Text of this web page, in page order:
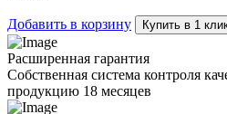
Добавить в корзину Купить в 1
Расширенная гарантия
Собственная система контроля
продукцию 18 месяцев